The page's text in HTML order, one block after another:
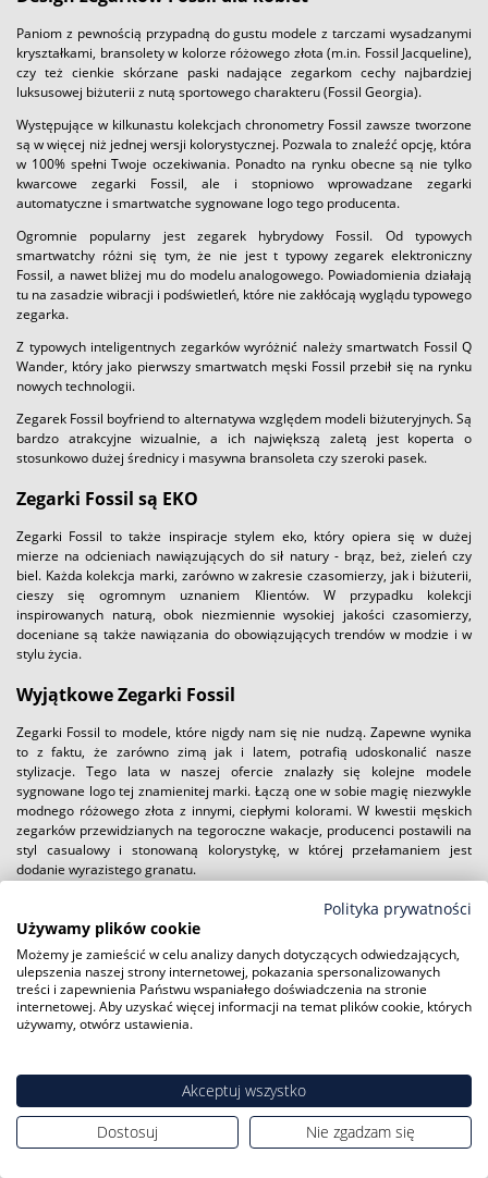
Paniom z pewnością przypadną do gustu modele z tarczami wysadzanymi
kryształkami, bransolety w kolorze różowego złota (m.in. Fossil Jacqueline),
czy też cienkie skórzane paski nadające zegarkom cechy najbardziej
luksusowej biżuterii z nutą sportowego charakteru (Fossil Georgia).
Występujące w kilkunastu kolekcjach chronometry Fossil zawsze tworzone
są w więcej niż jednej wersji kolorystycznej. Pozwala to znaleźć opcję, która
w 100% spełni Twoje oczekiwania. Ponadto na rynku obecne są nie tylko
kwarcowe zegarki Fossil, ale i stopniowo wprowadzane zegarki
automatyczne i smartwatche sygnowane logo tego producenta.
Ogromnie popularny jest zegarek hybrydowy Fossil. Od typowych
smartwatchy różni się tym, że nie jest t typowy zegarek elektroniczny
Fossil, a nawet bliżej mu do modelu analogowego. Powiadomienia działają
tu na zasadzie wibracji i podświetleń, które nie zakłócają wyglądu typowego
zegarka.
Z typowych inteligentnych zegarków wyróżnić należy smartwatch Fossil Q
Wander, który jako pierwszy smartwatch męski Fossil przebił się na rynku
nowych technologii.
Zegarek Fossil boyfriend to alternatywa względem modeli biżuteryjnych. Są
bardzo atrakcyjne wizualnie, a ich największą zaletą jest koperta o
stosunkowo dużej średnicy i masywna bransoleta czy szeroki pasek.
Zegarki Fossil są EKO
Zegarki Fossil to także inspiracje stylem eko, który opiera się w dużej
mierze na odcieniach nawiązujących do sił natury - brąz, beż, zieleń czy
biel. Każda kolekcja marki, zarówno w zakresie czasomierzy, jak i biżuterii,
cieszy się ogromnym uznaniem Klientów. W przypadku kolekcji
inspirowanych naturą, obok niezmiennie wysokiej jakości czasomierzy,
doceniane są także nawiązania do obowiązujących trendów w modzie i w
stylu życia.
Wyjątkowe Zegarki Fossil
Zegarki Fossil to modele, które nigdy nam się nie nudzą. Zapewne wynika
to z faktu, że zarówno zimą jak i latem, potrafią udoskonalić nasze
stylizacje. Tego lata w naszej ofercie znalazły się kolejne modele
sygnowane logo tej znamienitej marki. Łączą one w sobie magię niezwykle
modnego różowego złota z innymi, ciepłymi kolorami. W kwestii męskich
zegarków przewidzianych na tegoroczne wakacje, producenci postawili na
styl casualowy i stonowaną kolorystykę, w której przełamaniem jest
dodanie wyrazistego granatu.
niemal do każdego typu osobowości. Zróżnicowanie wzorów i kolorów, a
także materiałów wykonania sprawia, że nie sposób jednoznacznie
zdefiniować styl marki. Z jednej strony wykorzystuje on cechy stylu vintage,
z drugiej zaś wyróżnia się nowoczesnym, unikatowym designem.
Zapraszamy do zapoznania się z najnowszymi propozycjami marki
dostępnymi na naszej stronie
Podczas targów w Bazylei, pochodząca z teksasu firma Fossil Group
Jako, że od 2002 r. Fossil jest właścicielem 3 firm zegarmistrzowskich z
okręgu Biel tworzących spółkę produkującą części i składającą zegarki,
produkcja taka jest możliwa. Ponadto od 2012 r. firma jest właścicielem
przedsiębiorstwa produkującego mechanizmy, co umożliwia jej podjęcie
Polityka prywatności
Używamy plików cookie
Możemy je zamieścić w celu analizy danych dotyczących odwiedzających,
ulepszenia naszej strony internetowej, pokazania spersonalizowanych
treści i zapewnienia Państwu wspaniałego doświadczenia na stronie
internetowej. Aby uzyskać więcej informacji na temat plików cookie, których
używamy, otwórz ustawienia.
Akceptuj wszystko
Dostosuj
Nie zgadzam się